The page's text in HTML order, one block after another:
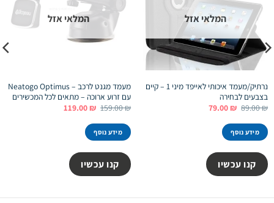
המלאי אזל
נרתיק/מעמד איכותי לאייפד מיני 1 – קיים
בצבעים לבחירה
89.00₪ המחיר
היה:
89.00 ₪.
79.00₪ המחיר
מידע נוסף
קנו עכשיו
המלאי אזל
מעמד מגנט לרכב – Neatogo Optimus
עם זרוע ארוכה – מתאים לכל המכשירים
159.00₪ המחיר
היה:
159.00 ₪.
119.00₪ המחיר
מידע נוסף
קנו עכשיו